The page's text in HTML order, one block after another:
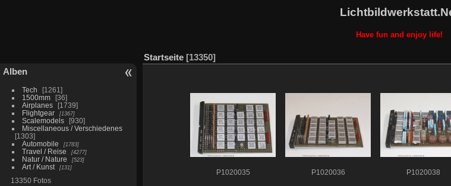
Have fun and enjoy life!
Alben
Tech
1261
1500mm
36
Airplanes
1739
Flightgear
1367
Scalemodels
930
Miscellaneous / Verschiedenes
1303
Automobile
1783
Travel / Reise 4277
Natur / Nature 523
Art / Kunst 131
13350 Fotos
Startseite 13350
P1020035 P1020036 P1020038